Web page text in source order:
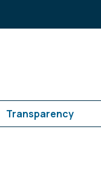
Transparency